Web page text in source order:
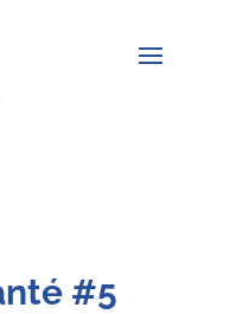
#5